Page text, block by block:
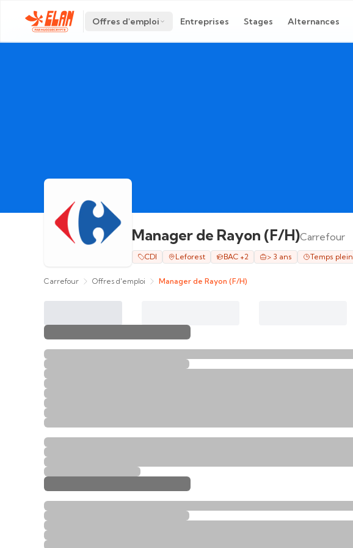
Offres d'emploi Entreprises Stages Alternances
Manager de Rayon (F/H)Carrefour
CDI Leforest BAC +2 > 3 ans Temps plein
Carrefour Offres d'emploi Manager de Rayon (F/H)